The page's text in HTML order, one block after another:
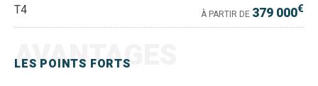
T4 À PARTIR DE 379 000€
LES POINTS FORTS
AVANTAGES